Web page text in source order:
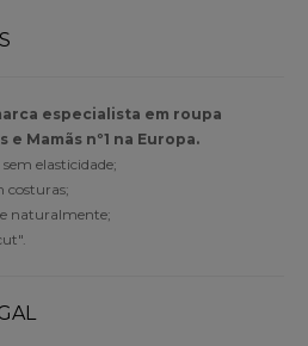
especialista em roupa
Mamãs nº1 na Europa.
elasticidade;
costuras;
naturalmente;